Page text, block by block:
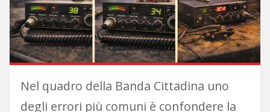
Nel quadro della Banda Cittadina uno
degli errori più comuni è confondere la